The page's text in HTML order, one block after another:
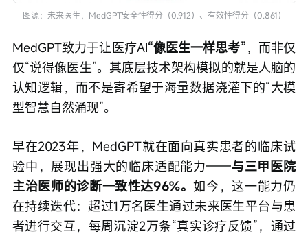
图源：未来医生，MedGPT安全性得分（0.912）、有效性得分（0.861）
MedGPT致力于让医疗AI“像医生一样思考”，而非仅
仅“说得像医生”。其底层技术架构模拟的就是人脑的
认知逻辑，而不是寄希望于海量数据浇灌下的“大模
型智慧自然涌现”。
早在2023年，MedGPT就在面向真实患者的临床试
验中，展现出强大的临床适配能力——与三甲医院
主治医师的诊断一致性达96%。如今，这一能力仍
在持续迭代：超过1万名医生通过未来医生平台与患
者进行交互，每周沉淀2万条“真实诊疗反馈”，通过